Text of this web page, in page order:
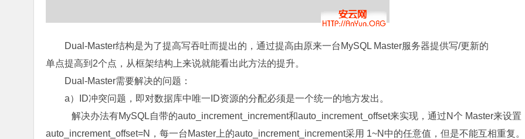
Dual-Master结构是为了提高写吞吐而提出的，通过提高由原来一台MySQL Master服务器提供写/更新的
单点提高到2个点，从框架结构上来说就能看出此方法的提升。
Dual-Master需要解决的问题：
a）ID冲突问题，即对数据库中唯一ID资源的分配必须是一个统一的地方发出。
解决办法有MySQL自带的auto_increment_increment和auto_increment_offset来实现，通过N个 Master来设置
auto_increment_offset=N，每一台Master上的auto_increment_increment采用 1~N中的任意值，但是不能互相重复。